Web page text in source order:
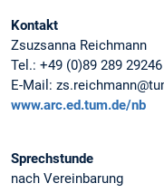
Kontakt
Zsuzsanna Reichmann
Tel.: +49 (0)89 289 29246
E-Mail:
www.arc.ed.tum.de/nb
Sprechstunde
nach Vereinbarung